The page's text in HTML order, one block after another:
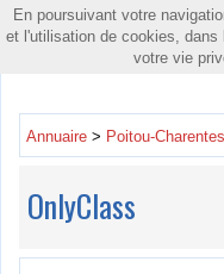
Annuaire > Poitou-Charentes
OnlyClass
En poursuivant votre
et l'utilisation de cookies, dans
votre vie